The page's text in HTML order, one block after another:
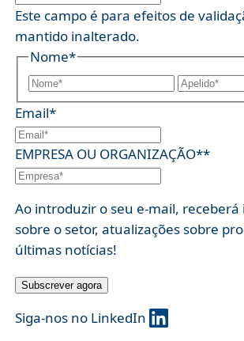
Este campo é para efeitos de
mantido inalterado.
Nome*
N
o
e
p
o
p
A
p
e
l
i
d
o
*
Email*
EMPRESA OU ORGANIZAÇÃO**
Ao introduzir o seu e-mail,
sobre o setor, atualizações sobre
últimas notícias!
Subscrever agora
Siga-nos no LinkedIn